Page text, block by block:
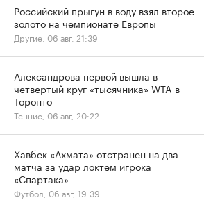
Российский прыгун в воду взял второе
золото на чемпионате Европы
Другие, 06 авг, 21:39
Александрова первой вышла в
четвертый круг «тысячника» WTA в
Торонто
Теннис, 06 авг, 20:22
Хавбек «Ахмата» отстранен на два
матча за удар локтем игрока
«Спартака»
Футбол, 06 авг, 19:39